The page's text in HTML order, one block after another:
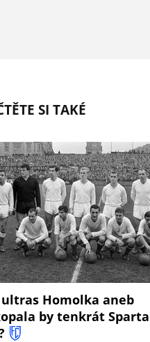
SI TAKÉ
ultras Homolka aneb
by tenkrát Sparta